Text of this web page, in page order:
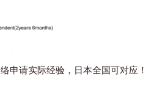
申请实际经验，日本全国可对应！